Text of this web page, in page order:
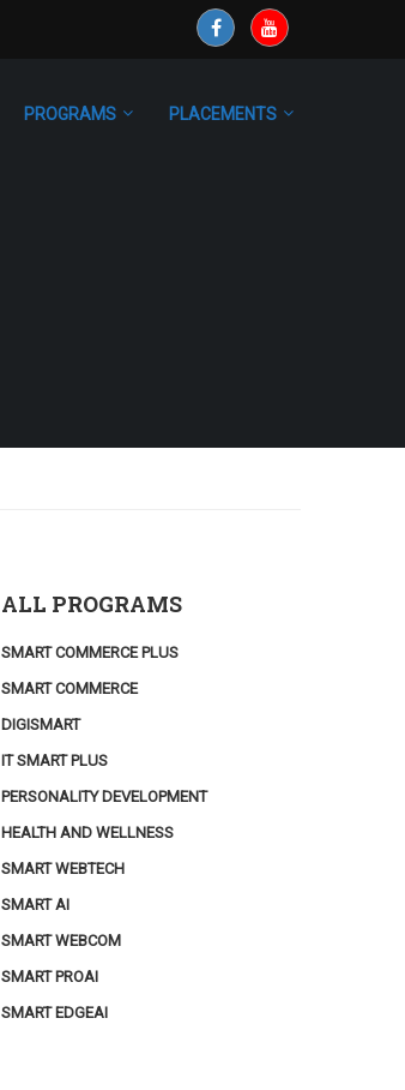
PROGRAMS PLACEMENTS
ALL PROGRAMS
SMART COMMERCE PLUS
SMART COMMERCE
DIGISMART
IT SMART PLUS
PERSONALITY DEVELOPMENT
HEALTH AND WELLNESS
SMART WEBTECH
SMART AI
SMART WEBCOM
SMART PROAI
SMART EDGEAI